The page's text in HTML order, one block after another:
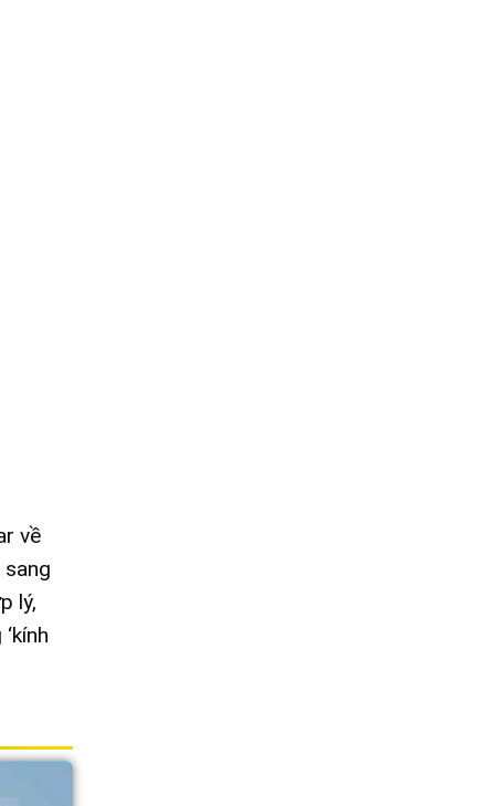
về
lý,